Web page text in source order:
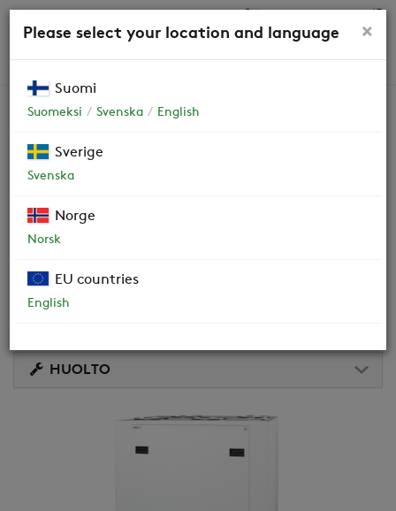
Swegon CASA R9 Genius RH
NA Sorption
Valmistettu vuodesta 2026. Varmista laitteen versio
OHJEET JA DOKUMENTIT
HUOLTO
×
Please select your location and language
Suomi
Suomeksi Svenska English
Sverige
Svenska
Norge
Norsk
EU countries
English